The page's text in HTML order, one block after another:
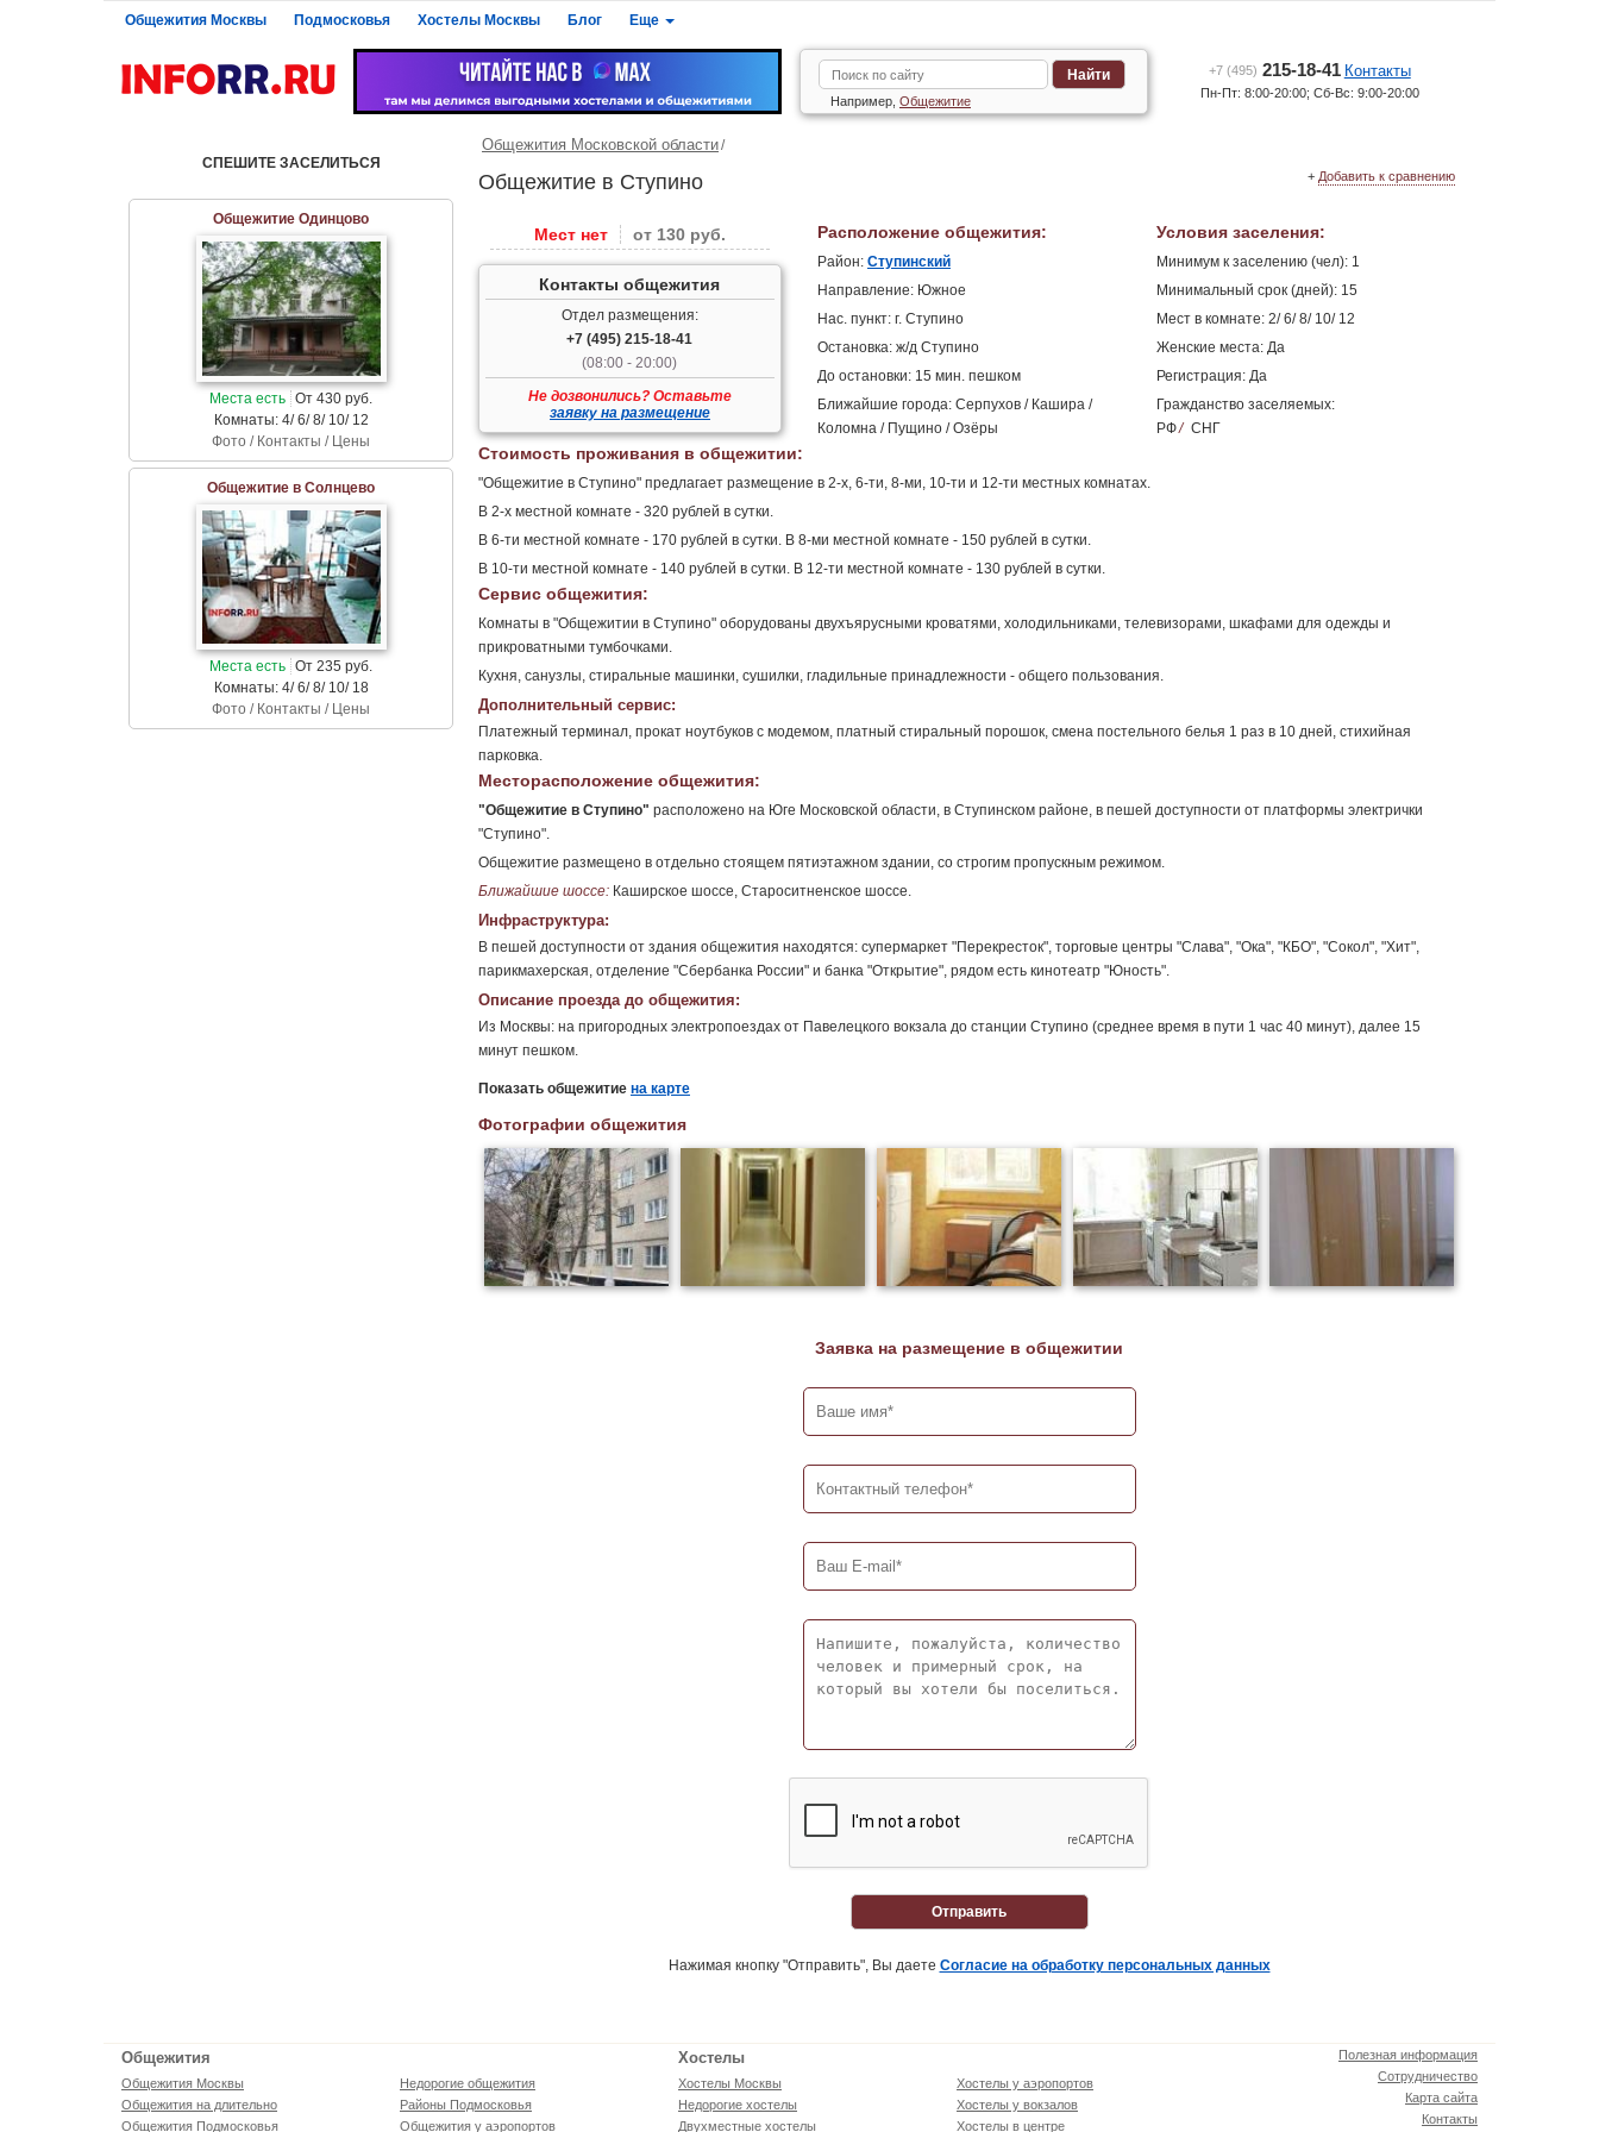
Общежития Москвы Подмосковья Хостелы Москвы Блог Еще
Найти
Например, Общежитие
+7 (495) 215-18-41 Контакты
Пн-Пт: 8:00-20:00; Сб-Вс: 9:00-20:00
СПЕШИТЕ ЗАСЕЛИТЬСЯ
Общежитие Одинцово
Места есть От 430 руб.
Комнаты: 4/ 6/ 8/ 10/ 12
Фото / Контакты / Цены
Общежитие в Солнцево
Места есть От 235 руб.
Комнаты: 4/ 6/ 8/ 10/ 18
Фото / Контакты / Цены
Общежития Московской области
Общежитие в Ступино + Добавить к сравнению
Мест нет от 130 руб.
Контакты общежития
Отдел размещения:
+7 (495) 215-18-41
(08:00 - 20:00)
Не дозвонились? Оставьте
заявку на размещение
Расположение общежития:
Район: Ступинский
Направление: Южное
Нас. пункт: г. Ступино
Остановка: ж/д Ступино
До остановки: 15 мин. пешком
Ближайшие города: Серпухов / Кашира /
Коломна / Пущино / Озёры
Условия заселения:
Минимум к заселению (чел): 1
Минимальный срок (дней): 15
Мест в комнате: 2/ 6/ 8/ 10/ 12
Женские места: Да
Регистрация: Да
Гражданство заселяемых:
РФ/ СНГ
Стоимость проживания в общежитии:
"Общежитие в Ступино" предлагает размещение в 2-х, 6-ти, 8-ми, 10-ти и 12-ти местных комнатах.
В 2-х местной комнате - 320 рублей в сутки.
В 6-ти местной комнате - 170 рублей в сутки. В 8-ми местной комнате - 150 рублей в сутки.
В 10-ти местной комнате - 140 рублей в сутки. В 12-ти местной комнате - 130 рублей в сутки.
Сервис общежития:
Комнаты в "Общежитии в Ступино" оборудованы двухъярусными кроватями, холодильниками, телевизорами, шкафами для одежды и
прикроватными тумбочками.
Кухня, санузлы, стиральные машинки, сушилки, гладильные принадлежности - общего пользования.
Дополнительный сервис:
Платежный терминал, прокат ноутбуков с модемом, платный стиральный порошок, смена постельного белья 1 раз в 10 дней, стихийная
парковка.
Месторасположение общежития:
"Общежитие в Ступино" расположено на Юге Московской области, в Ступинском районе, в пешей доступности от платформы электрички
"Ступино".
Общежитие размещено в отдельно стоящем пятиэтажном здании, со строгим пропускным режимом.
Ближайшие шоссе: Каширское шоссе, Староситненское шоссе.
Инфраструктура:
В пешей доступности от здания общежития находятся: супермаркет "Перекресток", торговые центры "Слава", "Ока", "КБО", "Сокол", "Хит",
парикмахерская, отделение "Сбербанка России" и банка "Открытие", рядом есть кинотеатр "Юность".
Описание проезда до общежития:
Из Москвы: на пригородных электропоездах от Павелецкого вокзала до станции Ступино (среднее время в пути 1 час 40 минут), далее 15
минут пешком.
Показать общежитие на карте
Фотографии общежития
Заявка на размещение в общежитии
Отправить
Нажимая кнопку "Отправить", Вы даете Согласие на обработку персональных данных
Общежития
Общежития Москвы
Общежития на длительно
Общежития Подмосковья
Недорогие общежития
Районы Подмосковья
Общежития у аэропортов
Хостелы
Хостелы Москвы
Недорогие хостелы
Двухместные хостелы
Хостелы у аэропортов
Хостелы у вокзалов
Хостелы в центре
Полезная информация
Сотрудничество
Карта сайта
Контакты